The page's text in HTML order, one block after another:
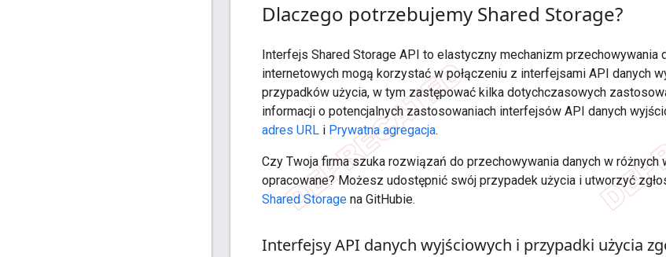
Dlaczego potrzebujemy Shared Storage?
Interfejs Shared Storage API to elastyczny mechanizm
internetowych mogą korzystać w połączeniu z interfejsami API danych
przypadków użycia, w tym zastępować kilka dotychczasowych
informacji o potencjalnych zastosowaniach interfejsów API danych
adres URL i Prywatna agregacja.
Czy Twoja firma szuka rozwiązań do przechowywania danych w różnych
opracowane? Możesz udostępnić swój przypadek użycia i utworzyć
Shared Storage na GitHubie.
Interfejsy API danych wyjściowych i przypadki użycia